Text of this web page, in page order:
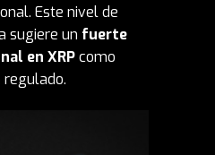
Este nivel de
sugiere un fuerte
en XRPcomo
regulado.